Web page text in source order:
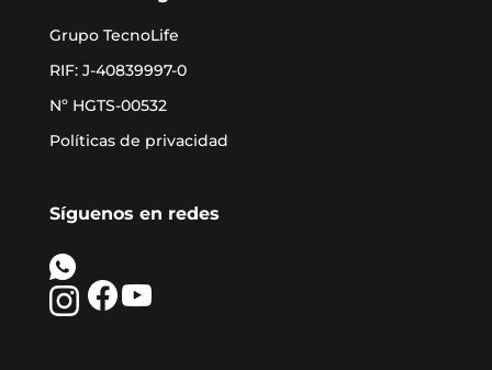
Grupo TecnoLife
RIF: J-40839997-0
Nº HGTS-00532
Políticas de privacidad
Síguenos en redes